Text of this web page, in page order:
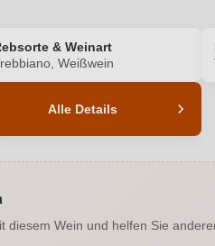
& Weinart
Weißwein
Alle Details
diesem Wein und helfen Sie